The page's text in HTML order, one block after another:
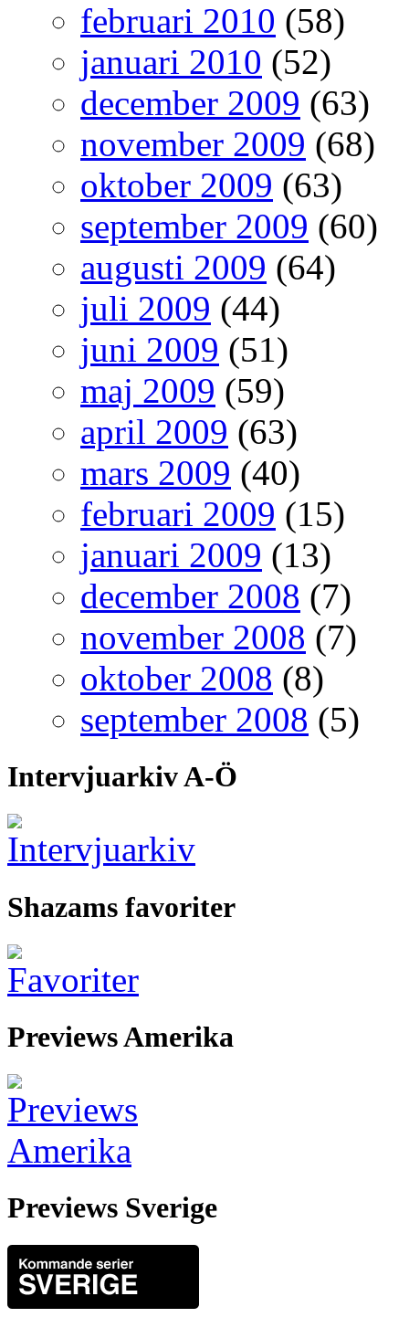
februari 2010 (58)
januari 2010 (52)
december 2009 (63)
november 2009 (68)
oktober 2009 (63)
september 2009 (60)
augusti 2009 (64)
juli 2009 (44)
juni 2009 (51)
maj 2009 (59)
april 2009 (63)
mars 2009 (40)
februari 2009 (15)
januari 2009 (13)
december 2008 (7)
november 2008 (7)
oktober 2008 (8)
september 2008 (5)
Intervjuarkiv A-Ö
Shazams favoriter
Previews Amerika
Previews Sverige